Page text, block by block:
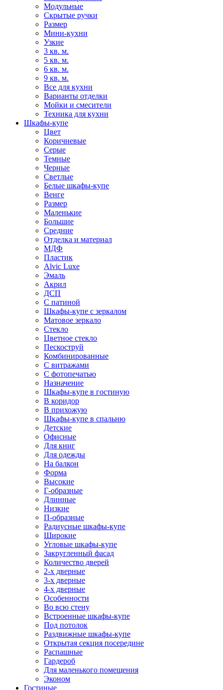
Модульные
Скрытые ручки
Размер
Мини-кухни
Узкие
3 кв. м.
5 кв. м.
6 кв. м.
9 кв. м.
Все для кухни
Варианты отделки
Мойки и смесители
Техника для кухни
Шкафы-купе
Цвет
Коричневые
Серые
Темные
Черные
Светлые
Белые шкафы-купе
Венге
Размер
Маленькие
Большие
Средние
Отделка и материал
МДФ
Пластик
Alvic Luxe
Эмаль
Акрил
ДСП
С патиной
Шкафы-купе с зеркалом
Матовое зеркало
Стекло
Цветное стекло
Пескоструй
Комбинированные
С витражами
С фотопечатью
Назначение
Шкафы-купе в гостиную
В коридор
В прихожую
Шкафы-купе в спальню
Детские
Офисные
Для книг
Для одежды
На балкон
Форма
Высокие
Г-образные
Длинные
Низкие
П-образные
Радиусные шкафы-купе
Широкие
Угловые шкафы-купе
Закругленный фасад
Количество дверей
2-х дверные
3-х дверные
4-х дверные
Особенности
Во всю стену
Встроенные шкафы-купе
Под потолок
Раздвижные шкафы-купе
Открытая секция посередине
Распашные
Гардероб
Для маленького помещения
Эконом
Гостиные